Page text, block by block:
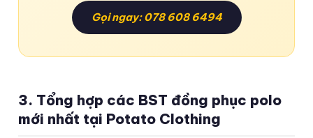
Gọi ngay: 078 608 6494
3. Tổng hợp các BST đồng phục polo
mới nhất tại Potato Clothing